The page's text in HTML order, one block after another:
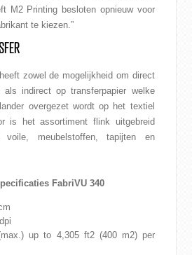
M2 Printing besloten opnieuw voor
te kiezen.”
zowel de mogelijkheid om direct
indirect op transferpapier welke
overgezet wordt op het textiel
is het assortiment flink uitgebreid
voile, meubelstoffen, tapijten en
FabriVU 340
up to 4,305 ft2 (400 m2) per